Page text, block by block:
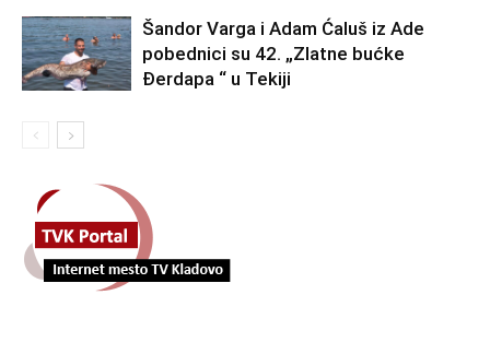
Šandor Varga i Adam Ćaluš iz Ade
pobednici su 42. „Zlatne bućke
Đerdapa “ u Tekiji